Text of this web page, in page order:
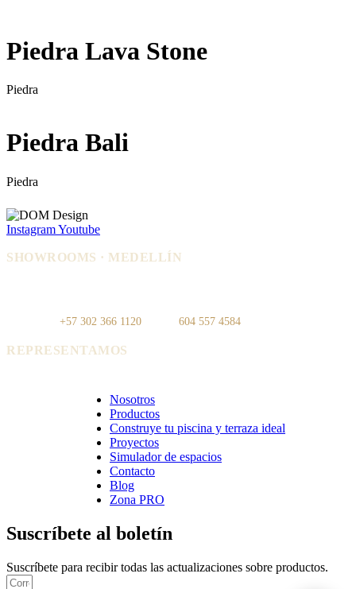
Piedra Lava Stone
Piedra
Piedra Bali
Piedra
InstagramYoutube
SHOWROOMS · MEDELLÍN
+57 302 366 1120 604 557 4584
REPRESENTAMOS
Nosotros
Productos
Construye tu piscina y terraza ideal
Proyectos
Simulador de espacios
Contacto
Blog
Zona PRO
Suscríbete al boletín
Suscríbete para recibir todas las actualizaciones sobre productos.